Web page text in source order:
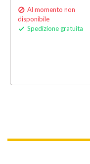
 Al momento non
disponibile
 Spedizione gratuita